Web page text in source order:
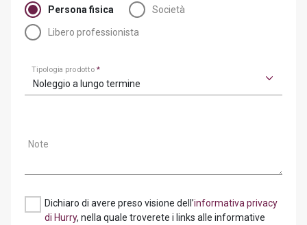
Persona fisica Società
Libero professionista
Tipologia prodotto*
Noleggio a lungo termine
Note
Dichiaro di avere preso visione dell’informativa privacy
di Hurry, nella quale troverete i links alle informative